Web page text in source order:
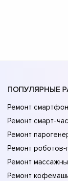
ПОПУЛЯРНЫЕ
Ремонт
Ремонт смарт-
Ремонт
Ремонт
Ремонт
Ремонт